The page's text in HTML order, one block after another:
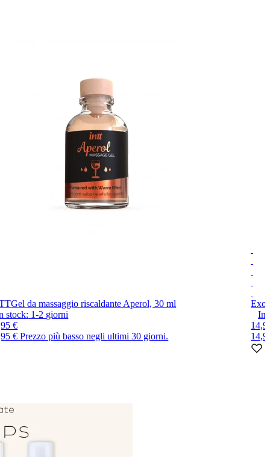
Gel da massaggio riscaldante Aperol, 30 ml
stock: 1-2 giorni
€
€Prezzo più basso negli ultimi 30 giorni.
In